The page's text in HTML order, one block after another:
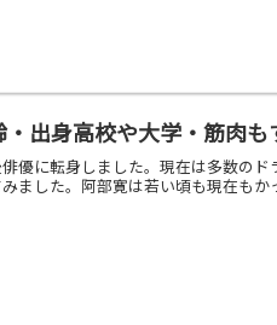
出身高校や大学・筋肉も
優に転身しました。現在は多数の
ました。阿部寛は若い頃も現在もか